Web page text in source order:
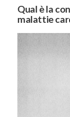
Qual è la
malattie